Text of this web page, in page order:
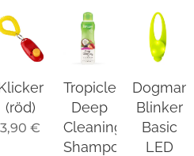
(röd)
3,90 €
Tropiclean
Deep
Cleaning
Shampoo
Dogman
Blinker
Basic
LED